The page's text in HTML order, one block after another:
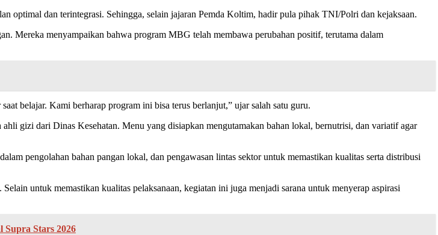
optimal dan terintegrasi. Sehingga, selain jajaran Pemda Koltim, hadir pula pihak TNI/Polri dan kejaksaan.
Mereka menyampaikan bahwa program MBG telah membawa perubahan positif, terutama dalam
belajar. Kami berharap program ini bisa terus berlanjut,” ujar salah satu guru.
gizi dari Dinas Kesehatan. Menu yang disiapkan mengutamakan bahan lokal, bernutrisi, dan variatif agar
pengolahan bahan pangan lokal, dan pengawasan lintas sektor untuk memastikan kualitas serta distribusi
untuk memastikan kualitas pelaksanaan, kegiatan ini juga menjadi sarana untuk menyerap aspirasi
Stars 2026